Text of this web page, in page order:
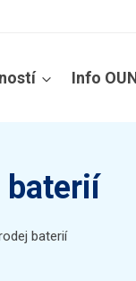
Info
baterií
baterií